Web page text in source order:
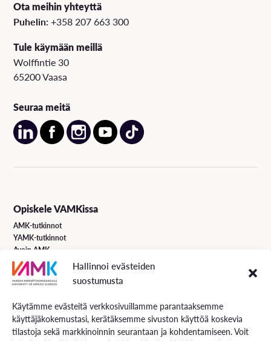
Hallinnoi evästeiden
suostumusta
Käytämme evästeitä verkkosivuillamme parantaaksemme
käyttäjäkokemustasi, kerätäksemme sivuston käyttöä koskevia
tilastoja sekä markkinoinnin seurantaan ja kohdentamiseen. Voit
Ota meihin yhteyttä
Puhelin:+358 207 663 300
Tule käymään meillä
Wolffintie 30
65200 Vaasa
Seuraa meitä
Opiskele VAMKissa
AMK-tutkinnot
YAMK-tutkinnot
Avoin AMK
Erikoistumiskoulutukset
Täydennyskoulutus
Hakuohjeet
VAMK Palvelut